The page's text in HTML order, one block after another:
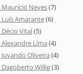
Maurício Neves(7)
Luís Amarante(6)
Décio Vital(5)
Alexandre Lima (4)
Juvando Oliveira (4)
Dagoberto Willig(3)